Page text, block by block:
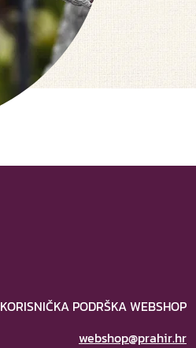
KORISNIČKA PODRŠKA WEBSHOP
webshop@prahir.hr